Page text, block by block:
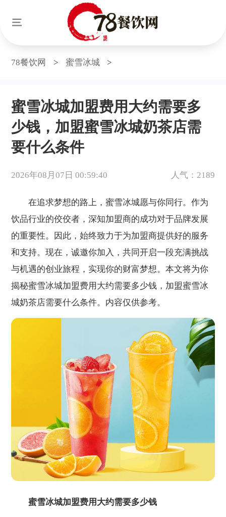
78餐饮网 > 蜜雪冰城 >
蜜雪冰城加盟费用大约需要多
少钱，加盟蜜雪冰城奶茶店需
要什么条件
2026年08月07日 00:59:40 人气：2189
在追求梦想的路上，蜜雪冰城愿与你同行。作为
饮品行业的佼佼者，深知加盟商的成功对于品牌发展
的重要性。因此，始终致力于为加盟商提供好的服务
和支持。现在，诚邀你加入，共同开启一段充满挑战
与机遇的创业旅程，实现你的财富梦想。本文将为你
揭秘蜜雪冰城加盟费用大约需要多少钱，加盟蜜雪冰
城奶茶店需要什么条件。内容仅供参考。
蜜雪冰城加盟费用大约需要多少钱